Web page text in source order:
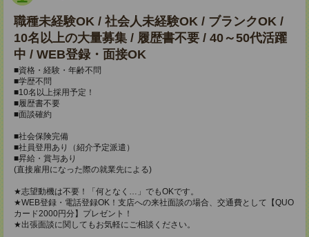
職種未経験OK / 社会人未経験OK / ブランクOK /
10名以上の大量募集 / 履歴書不要 / 40～50代活躍
中 / WEB登録・面接OK
■資格・経験・年齢不問
■学歴不問
■10名以上採用予定！
■履歴書不要
■面談確約
■社会保険完備
■社員登用あり（紹介予定派遣）
■昇給・賞与あり
(直接雇用になった際の就業先による)
★志望動機は不要！「何となく…」でもOKです。
★WEB登録・電話登録OK！支店への来社面談の場合、交通費として【QUO
カード2000円分】プレゼント！
★出張面談に関してもお気軽にご相談ください。